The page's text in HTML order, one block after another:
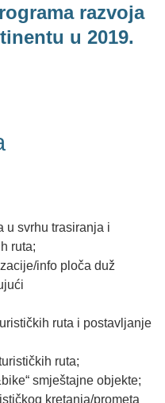
razvoja
u 2019.
u svrhu trasiranja i
ruta;
info ploča duž
ruta i postavljanje
ruta;
smještajne objekte;
kretanja/prometa